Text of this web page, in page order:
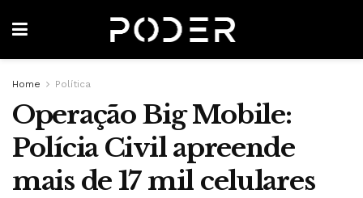
Home Política
Operação Big Mobile:
Polícia Civil apreende
mais de 17 mil celulares